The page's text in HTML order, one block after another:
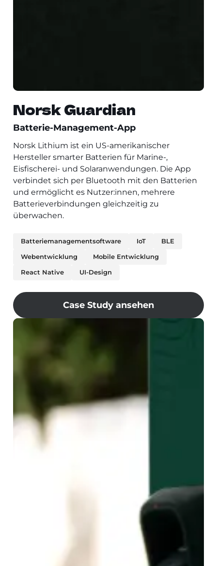
Norsk Guardian
Batterie-Management-App
Norsk Lithium ist ein US-amerikanischer
Hersteller smarter Batterien für Marine-,
Eisfischerei- und Solaranwendungen. Die App
verbindet sich per Bluetooth mit den Batterien
und ermöglicht es Nutzer:innen, mehrere
Batterieverbindungen gleichzeitig zu
überwachen.
Case Study ansehen
Batteriemanagementsoftware IoT BLE
Webentwicklung Mobile Entwicklung
React Native UI-Design